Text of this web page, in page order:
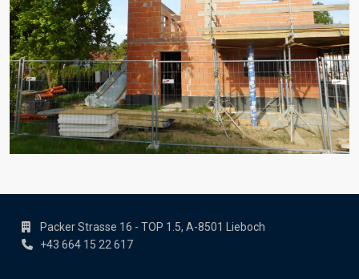
Packer Strasse 16 - TOP 1.5, A-8501 Lieboch
+43 664 15 22 617